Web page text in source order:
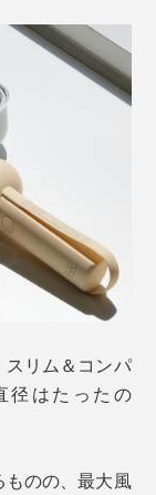
スリム＆コンパ
径はたったの
のの、最大風